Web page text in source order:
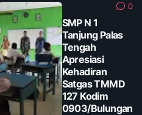
0
SMP N 1
Tanjung Palas
Tengah
Apresiasi
Kehadiran
Satgas TMMD
127 Kodim
0903/Bulungan